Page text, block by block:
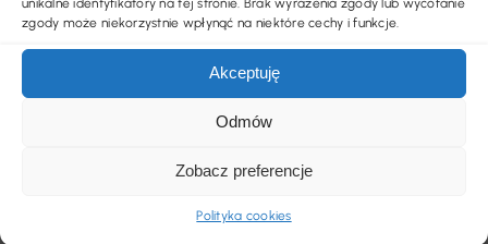
zgody może niekorzystnie wpłynąć na niektóre cechy i funkcje.
Akceptuję
Odmów
Zobacz preferencje
Polityka cookies
Obiekty handlowe
Panele drewniane